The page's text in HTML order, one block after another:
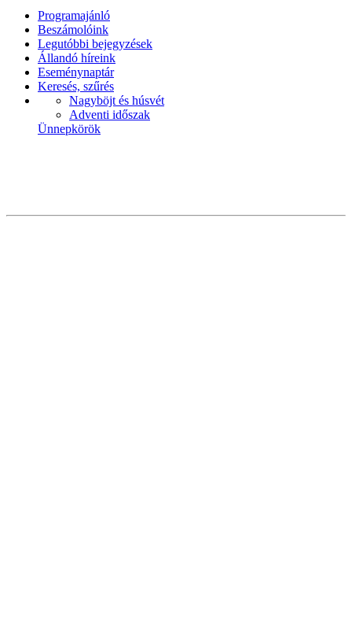
Programajánló
Beszámolóink
Legutóbbi bejegyzések
Állandó híreink
Eseménynaptár
Keresés, szűrés
Nagyböjt és húsvét
Adventi időszak
Ünnepkörök